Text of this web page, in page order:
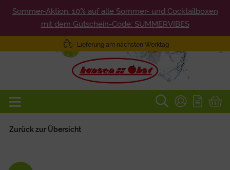
Sommer-Aktion: 10% auf alle Sommer- und Cocktailboxen
mit dem Gutschein-Code: SUMMERVIBES
Lieferung am nächsten Werktag
Zurück zur Übersicht